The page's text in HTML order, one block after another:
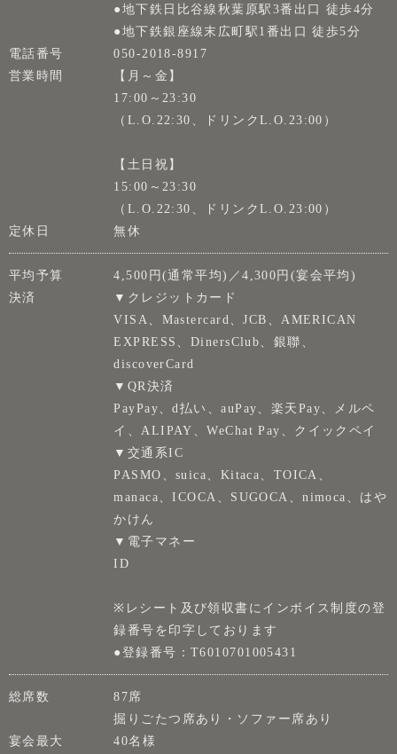
●地下鉄日比谷線秋葉原駅3番出口 徒歩4分
●地下鉄銀座線末広町駅1番出口 徒歩5分
電話番号
050-2018-8917
営業時間
【月～金】
17:00～23:30
（L.O.22:30、ドリンクL.O.23:00）
【土日祝】
15:00～23:30
（L.O.22:30、ドリンクL.O.23:00）
定休日
無休
平均予算
4,500円(通常平均)／4,300円(宴会平均)
決済
▼クレジットカード
VISA、Mastercard、JCB、AMERICAN
EXPRESS、DinersClub、銀聯、
discoverCard
▼QR決済
PayPay、d払い、auPay、楽天Pay、メルペ
イ、ALIPAY、WeChat Pay、クイックペイ
▼交通系IC
PASMO、suica、Kitaca、TOICA、
manaca、ICOCA、SUGOCA、nimoca、はや
かけん
▼電子マネー
ID
※レシート及び領収書にインボイス制度の登
録番号を印字しております
●登録番号：T6010701005431
総席数
87席
掘りごたつ席あり・ソファー席あり
宴会最大
40名様